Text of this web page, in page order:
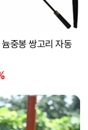
중봉 쌍고리 자동